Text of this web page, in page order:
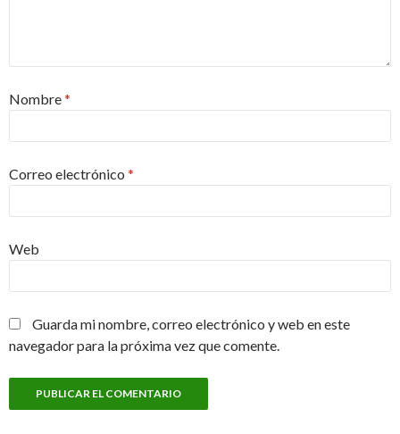
Nombre*
Correo electrónico *
Web
Guarda mi nombre, correo electrónico y web en este
navegador para la próxima vez que comente.